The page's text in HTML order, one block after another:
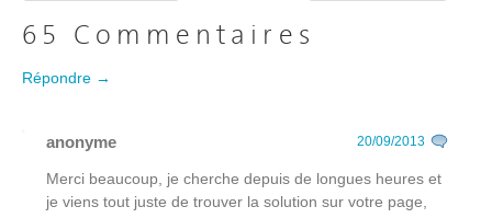
65 Commentaires
Répondre →
anonyme 20/09/2013
Merci beaucoup, je cherche depuis de longues heures et
je viens tout juste de trouver la solution sur votre page,